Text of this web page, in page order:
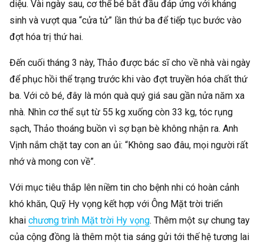
diệu. Vài ngày sau, cơ thể bé bắt đầu đáp ứng với kháng
sinh và vượt qua “cửa tử” lần thứ ba để tiếp tục bước vào
đợt hóa trị thứ hai.
Đến cuối tháng 3 này, Thảo được bác sĩ cho về nhà vài ngày
để phục hồi thể trạng trước khi vào đợt truyền hóa chất thứ
ba. Với cô bé, đây là món quà quý giá sau gần nửa năm xa
nhà. Nhìn cơ thể sụt từ 55 kg xuống còn 33 kg, tóc rụng
sạch, Thảo thoáng buồn vì sợ bạn bè không nhận ra. Anh
Vịnh nắm chặt tay con an ủi: “Không sao đâu, mọi người rất
nhớ và mong con về”.
Với mục tiêu thắp lên niềm tin cho bệnh nhi có hoàn cảnh
khó khăn, Quỹ Hy vọng kết hợp với Ông Mặt trời triển
khai chương trình Mặt trời Hy vọng. Thêm một sự chung tay
của cộng đồng là thêm một tia sáng gửi tới thế hệ tương lai